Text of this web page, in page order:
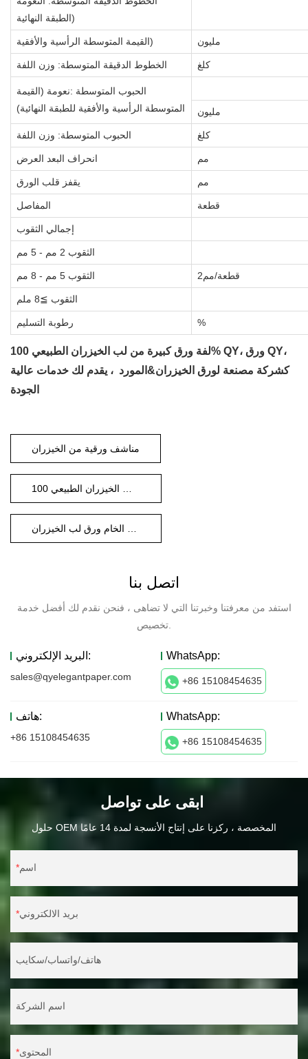
(الطبقة النهائية
القيمة المتوسطة الرأسية والأفقية) مليون
الخطوط الدقيقة المتوسطة: وزن اللفة كلغ
الحبوب المتوسطة :نعومة (القيمة
المتوسطة الرأسية والأفقية للطبقة النهائية)
مليون
الحبوب المتوسطة: وزن اللفة كلغ
انحراف البعد العرض مم
يقفز قلب الورق مم
المفاصل قطعة
إجمالي الثقوب
الثقوب 2 مم - 5 مم
الثقوب 5 مم - 8 مم قطعة/مم2
الثقوب ≧8 ملم
رطوبة التسليم %
لفة ورق كبيرة من لب الخيزران الطبيعي 100% QY، ورق QY،
كشركة مصنعة لورق الخيزران&المورد ، يقدم لك خدمات عالية
الجودة
مناشف ورقية من الخيزران
اتصل بنا
استفد من معرفتنا وخبرتنا التي لا تضاهى ، فنحن نقدم لك أفضل خدمة
تخصيص.
البريد الإلكتروني:
sales@qyelegantpaper.com
WhatsApp:
+86 15108454635
هاتف:
+86 15108454635
WhatsApp:
+86 15108454635
حلول OEM المخصصة ، ركزنا على إنتاج الأنسجة لمدة 14 عامًا
اسم
بريد الالكتروني
هاتف/واتساب/سكايب
اسم الشركة
المحتوى